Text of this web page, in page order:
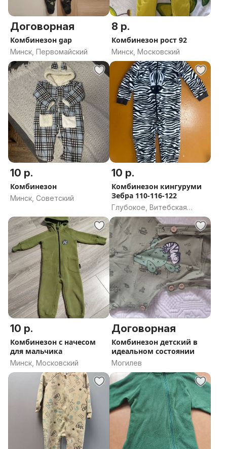
Договорная
Комбинезон gap
Минск, Первомайский
8 р.
Комбинезон рост 92
Минск, Московский
10 р.
Комбинезон
Минск, Советский
10 р.
Комбинезон кингуруми
Зебра 110-116-122
Глубокое, Витебская
область
10 р.
Комбинезон с начесом
для мальчика
Минск, Московский
Договорная
Комбинезон детский в
идеальном состоянии
Могилев